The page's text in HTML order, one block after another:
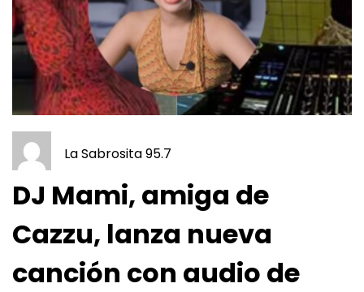
La Sabrosita 95.7
DJ Mami, amiga de
Cazzu, lanza nueva
canción con audio de